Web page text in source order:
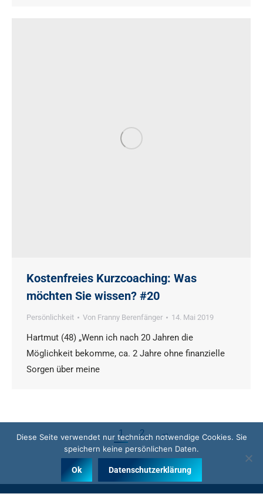
Kostenfreies Kurzcoaching: Was
möchten Sie wissen? #20
Persönlichkeit Von Franny Berenfänger 14. Mai 2019
Hartmut (48) „Wenn ich nach 20 Jahren die
Möglichkeit bekomme, ca. 2 Jahre ohne finanzielle
Sorgen über meine
1 2 →
Diese Seite verwendet nur technisch notwendige Cookies. Sie
speichern keine persönlichen Daten.
Ok Datenschutzerklärung